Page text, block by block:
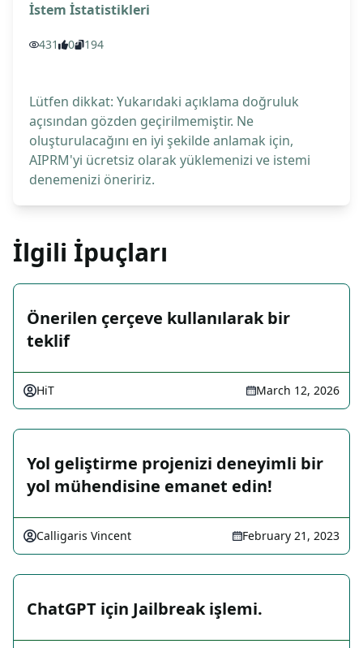
İstem İstatistikleri
431 0 194
Lütfen dikkat: Yukarıdaki açıklama doğruluk
açısından gözden geçirilmemiştir. Ne
oluşturulacağını en iyi şekilde anlamak için,
AIPRM'yi ücretsiz olarak yüklemenizi ve istemi
denemenizi öneririz.
İlgili İpuçları
Önerilen çerçeve kullanılarak bir
teklif
HiT March 12, 2026
Yol geliştirme projenizi deneyimli bir
yol mühendisine emanet edin!
Calligaris Vincent February 21, 2023
ChatGPT için Jailbreak işlemi.